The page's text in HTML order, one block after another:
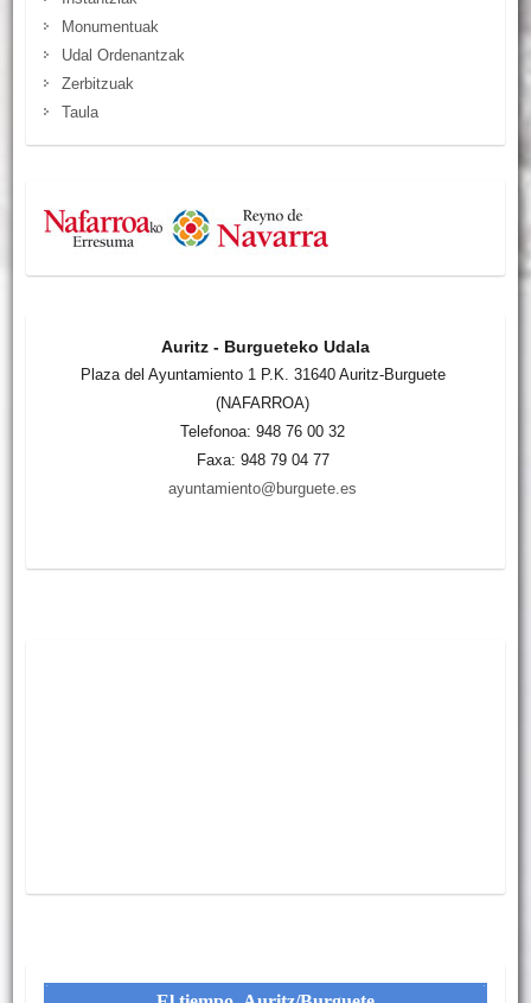
Monumentuak
Udal Ordenantzak
Zerbitzuak
Taula
Auritz - Burgueteko Udala
Plaza del Ayuntamiento 1 P.K. 31640 Auritz-Burguete
(NAFARROA)
Telefonoa: 948 76 00 32
Faxa: 948 79 04 77
ayuntamiento@burguete.es